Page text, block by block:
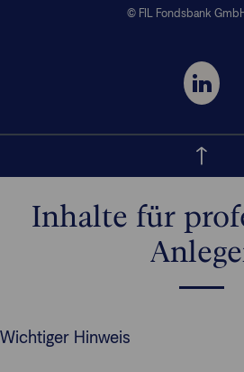
© FIL Fondsbank
Inhalte für
Wichtiger Hinweis